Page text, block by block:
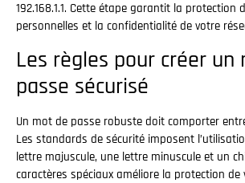
192.168.1.1. Cette étape garantit la protection
personnelles et la confidentialité de votre
Les règles pour créer un
passe sécurisé
Un mot de passe robuste doit comporter
Les standards de sécurité imposent
lettre majuscule, une lettre minuscule et un
caractères spéciaux améliore la protection de